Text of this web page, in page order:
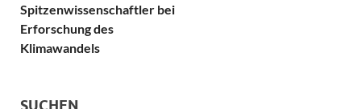
Spitzenwissenschaftler bei
Erforschung des
Klimawandels
SUCHEN